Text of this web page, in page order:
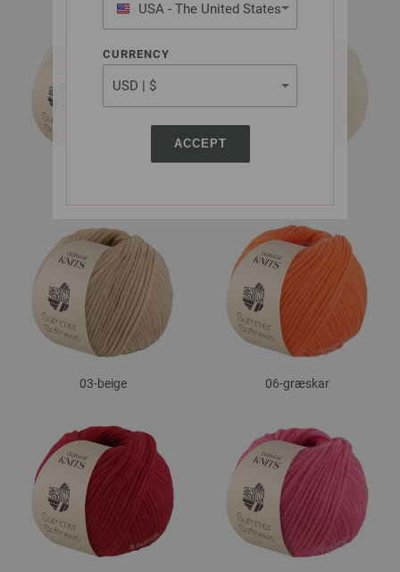
USA - The United States
of America
CURRENCY
ACCEPT
03-beige 06-græskar